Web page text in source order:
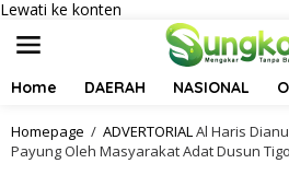
Lewati ke konten
Home DAERAH NASIONAL
Homepage / ADVERTORIALAl Haris
Payung Oleh Masyarakat Adat Dusun